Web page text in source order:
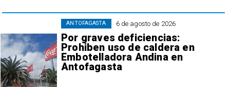
6 de agosto de 2026
Por graves deficiencias:
Prohiben uso de caldera en
Embotelladora Andina en
Antofagasta
ANTOFAGASTA